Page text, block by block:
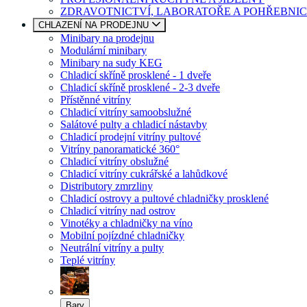
ZDRAVOTNICTVÍ, LABORATOŘE A
CHLAZENÍ NA PRODEJNU
Minibary na prodejnu
Modulární minibary
Minibary na sudy KEG
Chladicí skříně prosklené - 1 dveře
Chladicí skříně prosklené - 2-3 dveře
Přístěnné vitríny
Chladicí vitríny samoobslužné
Salátové pulty a chladicí nástavby
Chladicí prodejní vitríny pultové
Vitríny panoramatické 360°
Chladicí vitríny obslužné
Chladicí vitríny cukrářské a lahůdkové
Distributory zmrzliny
Chladicí ostrovy a pultové chladničky prosklené
Chladicí vitríny nad ostrov
Vinotéky a chladničky na víno
Mobilní pojízdné chladničky
Neutrální vitríny a pulty
Teplé vitríny